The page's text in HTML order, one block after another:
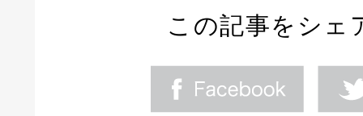
この記事をシェ